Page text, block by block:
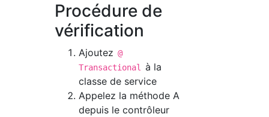
Procédure de
vérification
Ajoutez @
Transactional
à la
classe de service
Appelez la méthode A
depuis le contrôleur